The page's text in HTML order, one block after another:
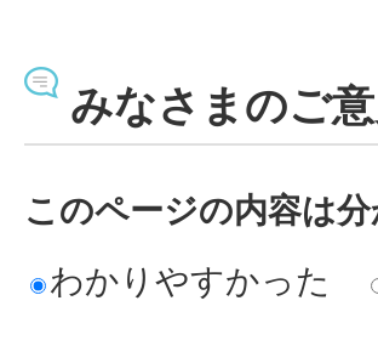
みなさまのご
このページの内容は
わかりやすかった